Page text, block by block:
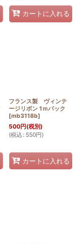
カートに入れる
フランス製 ヴィンテ
ージリボン 1ｍパック
[mb3118b]
500円(税別)
(税込 : 550円)
カートに入れる